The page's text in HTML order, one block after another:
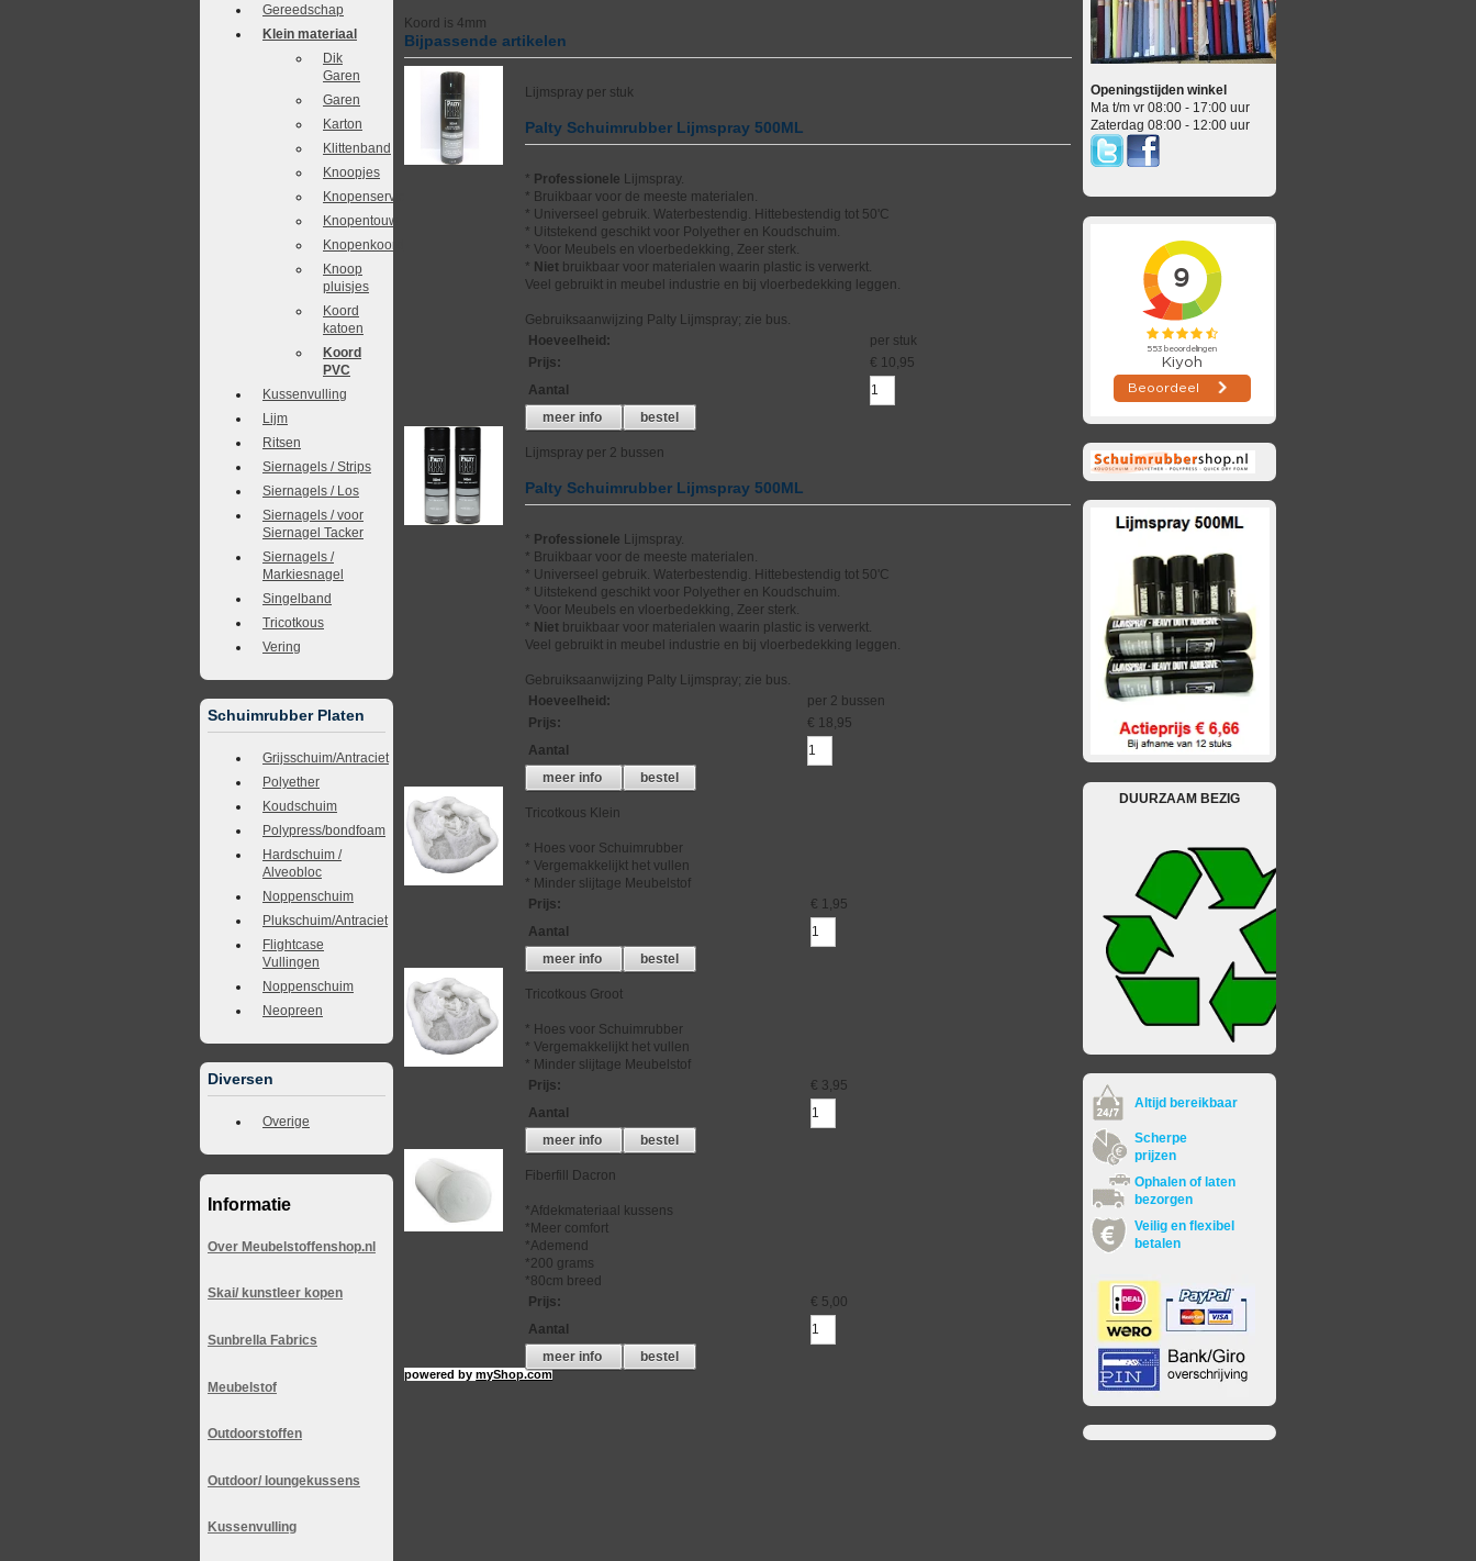
Gereedschap
Klein materiaal
Dik
Garen
Garen
Karton
Klittenband
Knoopjes
Knopenservice
Knopentouw
Knopenkoordjes
Knoop
pluisjes
Koord
katoen
Koord
PVC
Kussenvulling
Lijm
Ritsen
Siernagels / Strips
Siernagels / Los
Siernagels / voor
Siernagel Tacker
Siernagels /
Markiesnagel
Singelband
Tricotkous
Vering
Schuimrubber Platen
Grijsschuim/Antraciet
Polyether
Koudschuim
Polypress/bondfoam
Hardschuim /
Alveobloc
Noppenschuim
Plukschuim/Antraciet
Flightcase
Vullingen
Noppenschuim
Neopreen
Diversen
Overige
Informatie
Over Meubelstoffenshop.nl
Skai/ kunstleer kopen
Sunbrella Fabrics
Meubelstof
Outdoorstoffen
Outdoor/ loungekussens
Kussenvulling
Koord is 4mm
Bijpassende artikelen
Lijmspray per stuk
Palty Schuimrubber Lijmspray 500ML
* Professionele Lijmspray.
* Bruikbaar voor de meeste materialen.
* Universeel gebruik. Waterbestendig. Hittebestendig tot 50'C
* Uitstekend geschikt voor Polyether en Koudschuim.
* Voor Meubels en vloerbedekking, Zeer sterk.
* Niet bruikbaar voor materialen waarin plastic is verwerkt.
Veel gebruikt in meubel industrie en bij vloerbedekking leggen.
Gebruiksaanwijzing Palty Lijmspray; zie bus.
Hoeveelheid :
per stuk
Prijs:
€ 10,95
Aantal
meer info
bestel
Lijmspray per 2 bussen
Palty Schuimrubber Lijmspray 500ML
* Professionele Lijmspray.
* Bruikbaar voor de meeste materialen.
* Universeel gebruik. Waterbestendig. Hittebestendig tot 50'C
* Uitstekend geschikt voor Polyether en Koudschuim.
* Voor Meubels en vloerbedekking, Zeer sterk.
* Niet bruikbaar voor materialen waarin plastic is verwerkt.
Veel gebruikt in meubel industrie en bij vloerbedekking leggen.
Gebruiksaanwijzing Palty Lijmspray; zie bus.
Hoeveelheid :
per 2 bussen
Prijs:
€ 18,95
Aantal
meer info
bestel
Tricotkous Klein
* Hoes voor Schuimrubber
* Vergemakkelijkt het vullen
* Minder slijtage Meubelstof
Prijs:
€ 1,95
Aantal
meer info
bestel
Tricotkous Groot
* Hoes voor Schuimrubber
* Vergemakkelijkt het vullen
* Minder slijtage Meubelstof
Prijs:
€ 3,95
Aantal
meer info
bestel
Fiberfill Dacron
*Afdekmateriaal kussens
*Meer comfort
*Ademend
*200 grams
*80cm breed
Prijs:
€ 5,00
Aantal
meer info
bestel
powered bymyShop.com
Openingstijden winkel
Ma t/m vr 08:00 - 17:00 uur
Zaterdag 08:00 - 12:00 uur
DUURZAAM BEZIG
Altijd bereikbaar
Scherpe
prijzen
Ophalen of laten
bezorgen
Veilig en flexibel
betalen